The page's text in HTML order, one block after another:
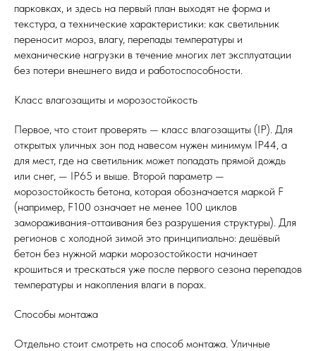
парковках, и здесь на первый план выходят не форма и
текстура, а технические характеристики: как светильник
переносит мороз, влагу, перепады температуры и
механические нагрузки в течение многих лет эксплуатации
без потери внешнего вида и работоспособности.
Класс влагозащиты и морозостойкость
Первое, что стоит проверять — класс влагозащиты (IP). Для
открытых уличных зон под навесом нужен минимум IP44, а
для мест, где на светильник может попадать прямой дождь
или снег, — IP65 и выше. Второй параметр —
морозостойкость бетона, которая обозначается маркой F
(например, F100 означает не менее 100 циклов
замораживания-оттаивания без разрушения структуры). Для
регионов с холодной зимой это принципиально: дешёвый
бетон без нужной марки морозостойкости начинает
крошиться и трескаться уже после первого сезона перепадов
температуры и накопления влаги в порах.
Способы монтажа
Отдельно стоит смотреть на способ монтажа. Уличные